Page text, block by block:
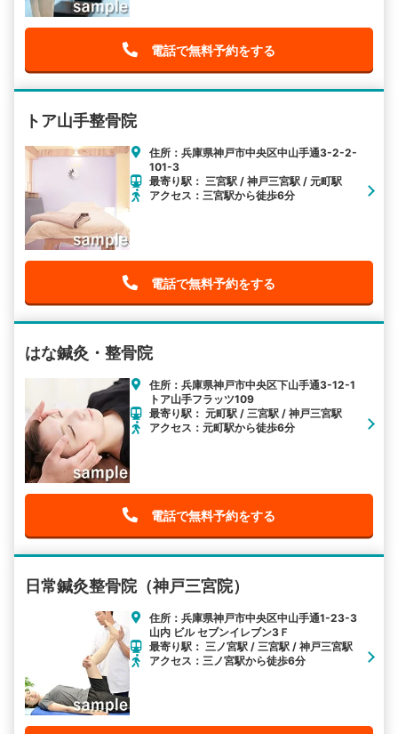
電話で無料予約をする
トア山手整骨院
住所：兵庫県神戸市中央区中山手通3-2-2-
101-3
最寄り駅： 三宮駅 / 神戸三宮駅 / 元町駅
アクセス：三宮駅から徒歩6分
電話で無料予約をする
はな鍼灸・整骨院
住所：兵庫県神戸市中央区下山手通3-12-1
トア山手フラッツ109
最寄り駅： 元町駅 / 三宮駅 / 神戸三宮駅
アクセス：元町駅から徒歩6分
電話で無料予約をする
日常鍼灸整骨院（神戸三宮院）
住所：兵庫県神戸市中央区中山手通1-23-3
山内 ビル セブンイレブン3Ｆ
最寄り駅： 三ノ宮駅 / 三宮駅 / 神戸三宮駅
アクセス：三ノ宮駅から徒歩6分